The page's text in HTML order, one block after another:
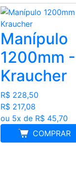
Manípulo
1200mm -
Kraucher
R$ 228,50
R$ 217,08
ou 5x de R$ 45,70
COMPRAR